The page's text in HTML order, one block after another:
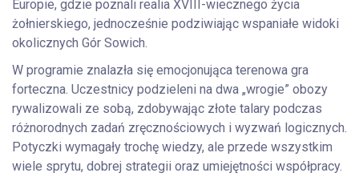
Europie, gdzie poznali realia XVIII-wiecznego życia
żołnierskiego, jednocześnie podziwiając wspaniałe widoki
okolicznych Gór Sowich.
W programie znalazła się emocjonująca terenowa gra
forteczna. Uczestnicy podzieleni na dwa „wrogie” obozy
rywalizowali ze sobą, zdobywając złote talary podczas
różnorodnych zadań zręcznościowych i wyzwań logicznych.
Potyczki wymagały trochę wiedzy, ale przede wszystkim
wiele sprytu, dobrej strategii oraz umiejętności współpracy.